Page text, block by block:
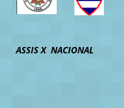
ASSIS X NACIONAL